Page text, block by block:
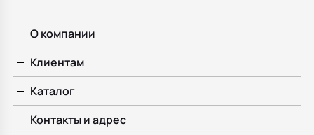
О компании
Клиентам
Каталог
Контакты и адрес